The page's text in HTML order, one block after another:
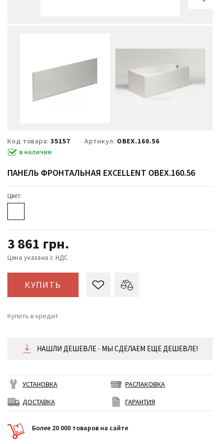
Код товара: 35157 Артикул: OBEX.160.56
в наличии
ПАНЕЛЬ ФРОНТАЛЬНАЯ EXCELLENT OBEX.160.56
Цвет:
3 861 грн.
Цена указана с НДС
КУПИТЬ
Купить в кредит
от 161 ₴/месяц
НАШЛИ ДЕШЕВЛЕ - МЫ СДЕЛАЕМ ЕЩЕ ДЕШЕВЛЕ!
УСТАНОВКА
РАСПАКОВКА
ДОСТАВКА
ГАРАНТИЯ
Более 20 000 товаров на сайте